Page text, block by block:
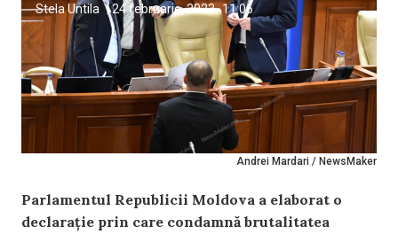
Andrei Mardari / NewsMaker
Stela Untila |24 februarie, 2023 11:06
Parlamentul Republicii Moldova a elaborat o
declarație prin care condamnă brutalitatea